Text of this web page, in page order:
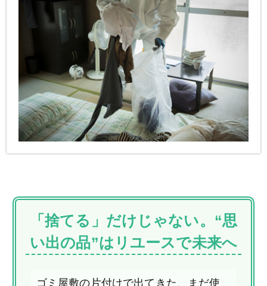
「捨てる」だけじゃない。“思
い出の品”はリユースで未来へ
ゴミ屋敷の片付けで出てきた、まだ使